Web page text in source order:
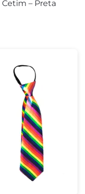
Cetim – Preta